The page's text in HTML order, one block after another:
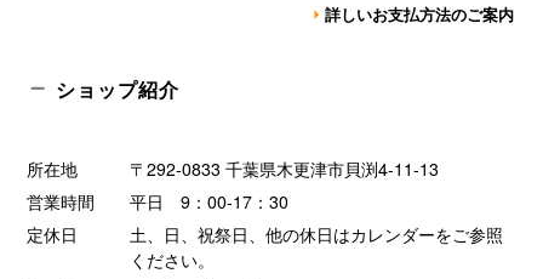
詳しいお支払方法のご案内
ショップ紹介
所在地
〒292-0833 千葉県木更津市貝渕4-11-13
営業時間
平日 9：00-17：30
定休日
土、日、祝祭日、他の休日はカレンダーをご参照
ください。